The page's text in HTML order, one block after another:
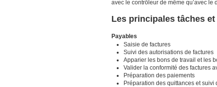
avec le contrôleur de même qu’avec le
Les principales tâches
Payables
Saisie de factures
Suivi des autorisations de factures
Apparier les bons de travail et les
Valider la conformité des factures
Préparation des paiements
Préparation des quittances et suivi